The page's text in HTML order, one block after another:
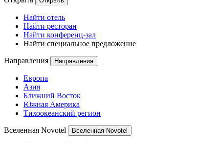
Найти отель
Найти ресторан
Найти конференц-зал
Найти специальное предложение
Направления Направления
Европа
Азия
Ближний Восток
Южная Америка
Тихоокеанский регион
Вселенная Novotel Вселенная Novotel